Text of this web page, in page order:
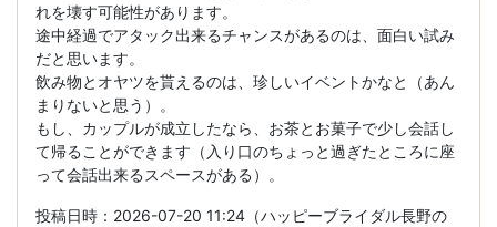
れを壊す可能性があります。
途中経過でアタック出来るチャンスがあるのは、面白い試み
だと思います。
飲み物とオヤツを貰えるのは、珍しいイベントかなと（あん
まりないと思う）。
もし、カップルが成立したなら、お茶とお菓子で少し会話し
て帰ることができます（入り口のちょっと過ぎたところに座
って会話出来るスペースがある）。
投稿日時：2026-07-20 11:24（ハッピーブライダル長野の